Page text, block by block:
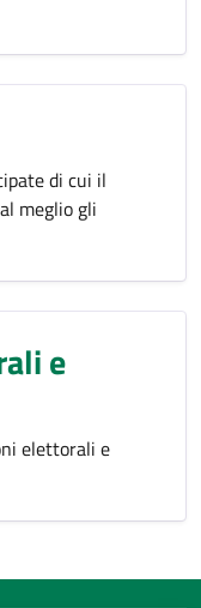
di cui il
meglio gli
e
elettorali e